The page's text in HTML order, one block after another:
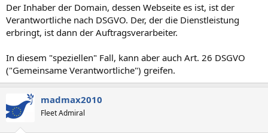
:
Der Inhaber der Domain, dessen Webseite es ist, ist der
Verantwortliche nach DSGVO. Der, der die Dienstleistung
erbringt, ist dann der Auftragsverarbeiter.
In diesem "speziellen" Fall, kann aber auch Art. 26 DSGVO
("Gemeinsame Verantwortliche") greifen.
madmax2010
Fleet Admiral